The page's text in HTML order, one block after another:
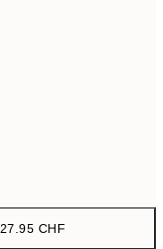
27.95 CHF